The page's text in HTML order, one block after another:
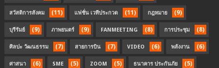
สวัสดิการสังคม (11) แฟชั่น เวทีประกวด (11) กฎหมาย (9)
บุรีรัมย์ (9) ภาพยนตร์ (9) FANMEETING (8) การประชุม (8)
ศิลปะ วัฒนธรรม (7) สายการบิน (7) VIDEO (6) พลังงาน (6)
ศาสนา (6) SME (5) ZOOM (5) ธนาคาร ประกันภัย (5)